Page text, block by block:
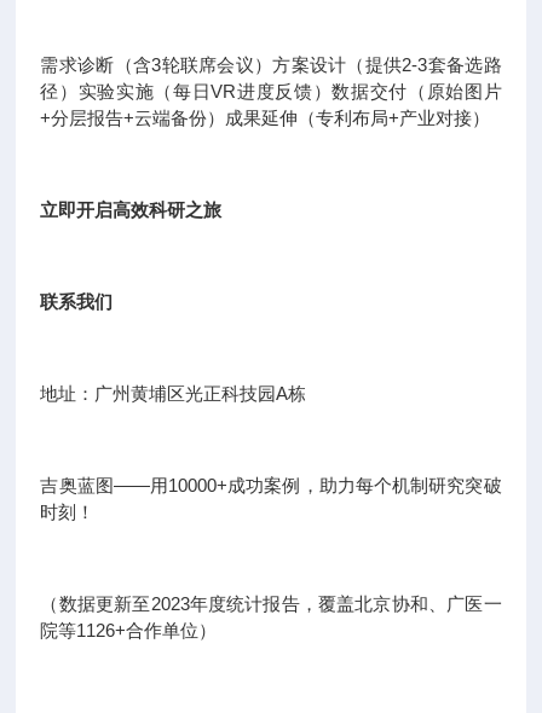
需求诊断（含3轮联席会议）方案设计（提供2-3套备选路
径）实验实施（每日VR进度反馈）数据交付（原始图片
+分层报告+云端备份）成果延伸（专利布局+产业对接）
立即开启高效科研之旅
联系我们
地址：广州黄埔区光正科技园A栋
吉奥蓝图——用10000+成功案例，助力每个机制研究突破
时刻！
（数据更新至2023年度统计报告，覆盖北京协和、广医一
院等1126+合作单位）